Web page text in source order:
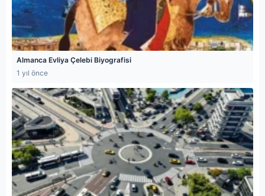
Almanca Evliya Çelebi Biyografisi
1 yıl önce